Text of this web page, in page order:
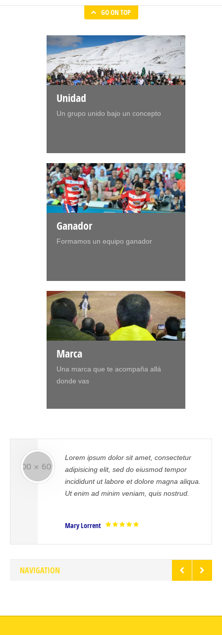
GO ON TOP
Unidad
Un grupo unido bajo un concepto
Ganador
Formamos un equipo ganador
Marca
Una marca que te acompaña allá
donde vas
dolor sit amet, consectetur
elit, sed do eiusmod tempor
ut labore et dolore magna aliqua.
minim veniam, quis nostrud.
Sed ut
error sit
aperiam,
NAVIGATION